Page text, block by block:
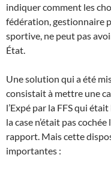
indiquer comment les
fédération, gestionnaire
sportive, ne peut pas
État.
Une solution qui a été
consistait à mettre une
l’Expé par la FFS qui
la case n’était pas
rapport. Mais cette
importantes :